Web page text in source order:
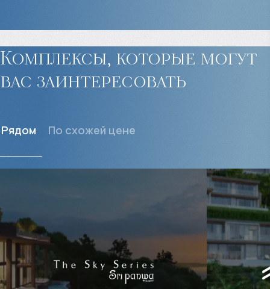
Комплексы, которые могут
вас заинтересовать
Рядом По схожей цене
$ 7 564 212 $ 2